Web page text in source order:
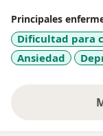
Principales
Dificultad para
Ansiedad